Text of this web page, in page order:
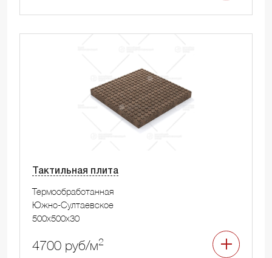
Тактильная плита
Термообработанная
Южно-Султаевское
500x500x30
4700 руб/м2